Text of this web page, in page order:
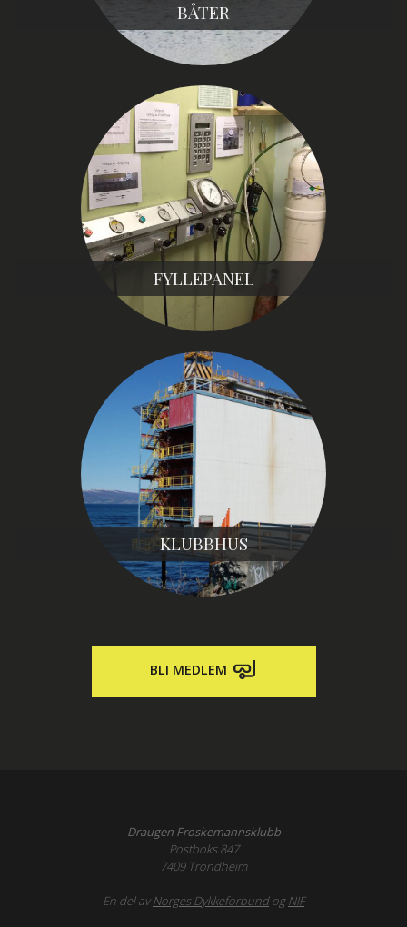
BÅTER
FYLLEPANEL
KLUBBHUS
BLI MEDLEM
Draugen Froskemannsklubb
Postboks 847
7409 Trondheim
En del avNorges DykkeforbundogNIF